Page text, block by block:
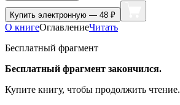
Купить электронную — 48 ₽
О книгеОглавлениеЧитать
Бесплатный фрагмент
Бесплатный фрагмент закончился.
Купите книгу, чтобы продолжить чтение.